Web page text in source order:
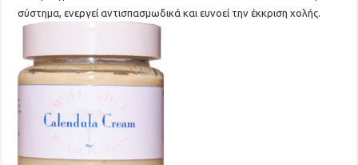
σύστημα, ενεργεί αντισπασμωδικά και ευνοεί την έκκριση χολής.